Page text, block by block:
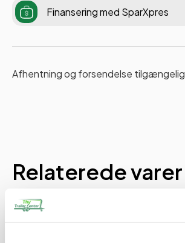
Finansering med SparXpres
Afhentning og forsendelse tilgængelig
Relaterede varer